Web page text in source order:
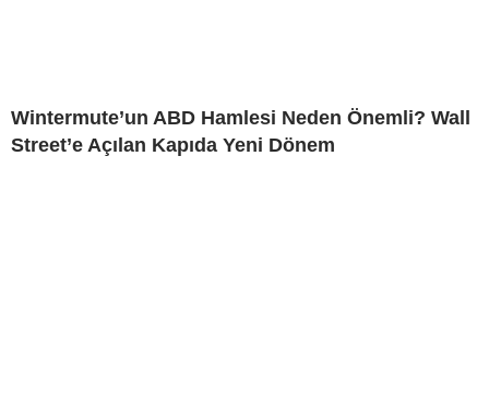
Wintermute’un ABD Hamlesi Neden Önemli? Wall
Street’e Açılan Kapıda Yeni Dönem